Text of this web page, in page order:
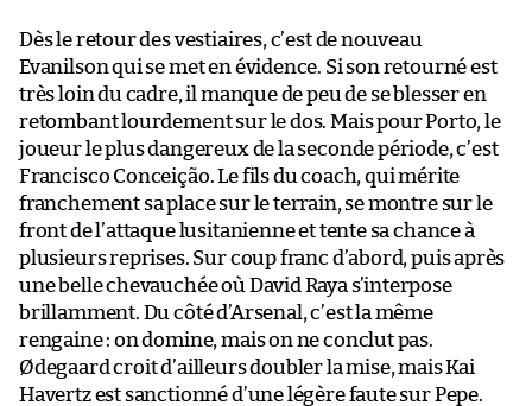
Dès le retour des vestiaires, c’est de nouveau
Evanilson qui se met en évidence. Si son retourné est
très loin du cadre, il manque de peu de se blesser en
retombant lourdement sur le dos. Mais pour Porto, le
joueur le plus dangereux de la seconde période, c’est
Francisco Conceição. Le fils du coach, qui mérite
franchement sa place sur le terrain, se montre sur le
front de l’attaque lusitanienne et tente sa chance à
plusieurs reprises. Sur coup franc d’abord, puis après
une belle chevauchée où David Raya s’interpose
brillamment. Du côté d’Arsenal, c’est la même
rengaine : on domine, mais on ne conclut pas.
Ødegaard croit d’ailleurs doubler la mise, mais Kai
Havertz est sanctionné d’une légère faute sur Pepe.